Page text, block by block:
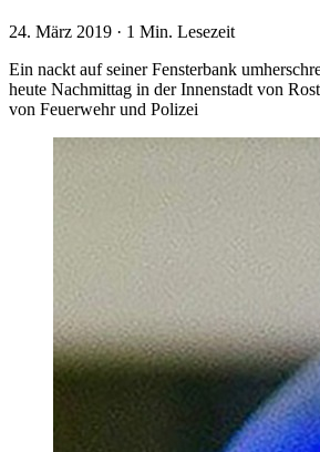
24. März 2019 · 1 Min. Lesezeit
Ein nackt auf seiner Fensterbank
heute Nachmittag in der Innenstadt von
von Feuerwehr und Polizei